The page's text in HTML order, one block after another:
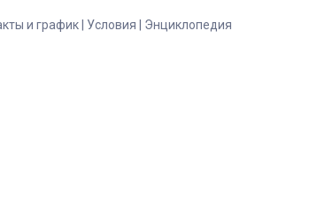
и график | Условия | Энциклопедия